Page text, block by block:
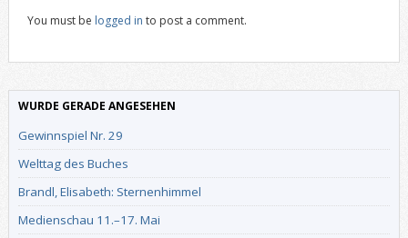
You must be logged in to post a comment.
WURDE GERADE ANGESEHEN
Gewinnspiel Nr. 29
Welttag des Buches
Brandl, Elisabeth: Sternenhimmel
Medienschau 11.–17. Mai